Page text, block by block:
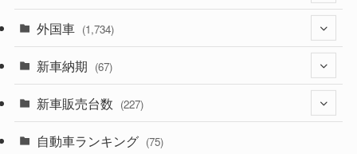
(1,321)
(329)
(525)
外国車 (1,734)
(242)
新車納期 (67)
(28)
(8)
新車販売台数 (227)
(21)
自動車ランキング (75)